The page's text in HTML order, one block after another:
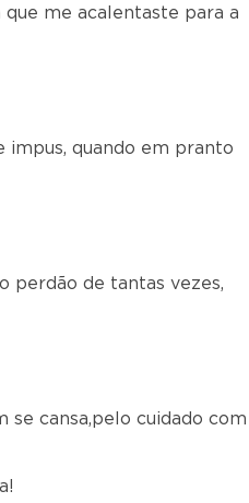
que me acalentaste para a
impus, quando em pranto
perdão de tantas vezes,
se cansa,pelo cuidado com